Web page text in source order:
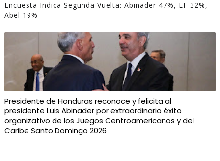
Encuesta Indica Segunda Vuelta: Abinader 47%, LF 32%,
Abel 19%
Presidente de Honduras reconoce y felicita al
presidente Luis Abinader por extraordinario éxito
organizativo de los Juegos Centroamericanos y del
Caribe Santo Domingo 2026